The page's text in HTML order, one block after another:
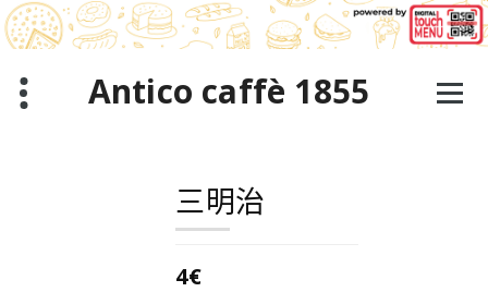
跳
至
正
Antico caffè 1855
三明治
4€